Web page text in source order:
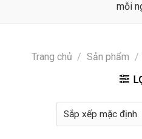
mỗi
Trang chủ / Sản phẩm /